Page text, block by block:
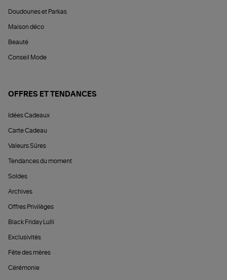
Doudounes et Parkas
Maison déco
Beauté
Conseil Mode
OFFRES ET TENDANCES
Idées Cadeaux
Carte Cadeau
Valeurs Sûres
Tendances du moment
Soldes
Archives
Offres Privilèges
Black Friday Lulli
Exclusivités
Fête des mères
Cérémonie